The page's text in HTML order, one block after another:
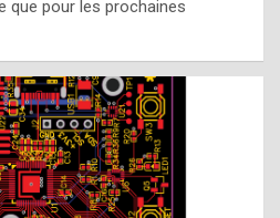
t
e
b
e
s
t
que pour les prochaines